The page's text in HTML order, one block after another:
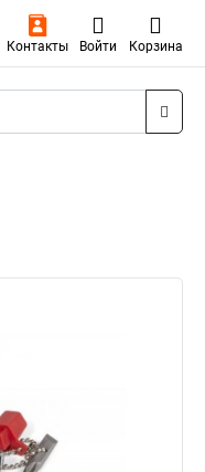
Контакты Войти Корзина